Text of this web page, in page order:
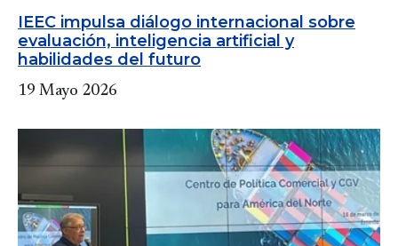
IEEC impulsa diálogo internacional sobre
evaluación, inteligencia artificial y
habilidades del futuro
19 Mayo 2026